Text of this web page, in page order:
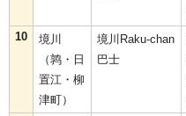
10
境川
（鹑・日
置江・柳
津町）
境川Raku‐chan
巴士